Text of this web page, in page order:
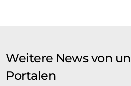
Weitere News von
Portalen